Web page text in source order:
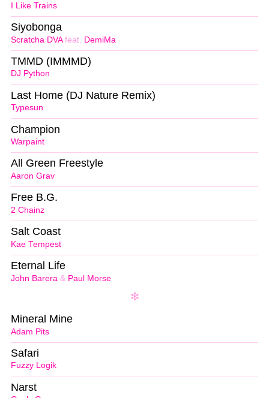
I Like Trains
Scratcha DVAfeat. DemiMa
Siyobonga
DJ Python
TMMD (IMMMD)
Typesun
Last Home (DJ Nature Remix)
Warpaint
Champion
Aaron Grav
All Green Freestyle
2 Chainz
Free B.G.
Kae Tempest
Salt Coast
John Barera & Paul Morse
Eternal Life
Adam Pits
Mineral Mine
Fuzzy Logik
Safari
Narst